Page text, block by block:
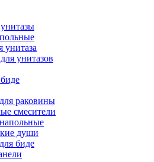
унитаза
унитазов
раковины
смесители
души
биде